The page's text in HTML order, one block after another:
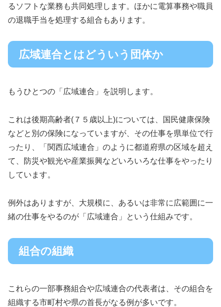
るソフトな業務も共同処理します。ほかに電算事務や職員
の退職手当を処理する組合もあります。
広域連合とはどういう団体か
もうひとつの「広域連合」を説明します。
これは後期高齢者(７５歳以上)については、国民健康保険
などと別の保険になっていますが、その仕事を県単位で行
ったり、「関西広域連合」のように都道府県の区域を超え
て、防災や観光や産業振興などいろいろな仕事をやったり
しています。
例外はありますが、大規模に、あるいは非常に広範囲に一
緒の仕事をやるのが「広域連合」という仕組みです。
組合の組織
これらの一部事務組合や広域連合の代表者は、その組合を
組織する市町村や県の首長がなる例が多いです。